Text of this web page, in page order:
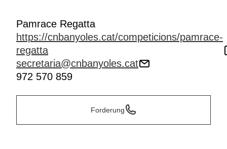
Pamrace Regatta
https://cnbanyoles.cat/competicions/pamrace-
regatta
secretaria@cnbanyoles.cat
972 570 859
Forderung